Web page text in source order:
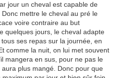
jour un cheval est capable de
mettre le cheval au pré le
voire contraire au but
quelques jours, le cheval adapte
ses repas sur la journée, en
comme la nuit, on lui met souvent
mangera en sus, pour ne pas le
plus mangé. Donc pour que